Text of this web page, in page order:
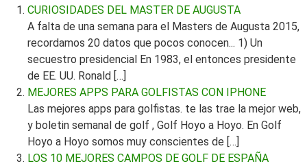
CURIOSIDADES DEL MASTER DE AUGUSTA
A falta de una semana para el Masters de Augusta 2015,
recordamos 20 datos que pocos conocen... 1) Un
secuestro presidencial En 1983, el entonces presidente
de EE. UU. Ronald […]
MEJORES APPS PARA GOLFISTAS CON IPHONE
Las mejores apps para golfistas. te las trae la mejor web,
y boletin semanal de golf , Golf Hoyo a Hoyo. En Golf
Hoyo a Hoyo somos muy conscientes de […]
LOS 10 MEJORES CAMPOS DE GOLF DE ESPAÑA